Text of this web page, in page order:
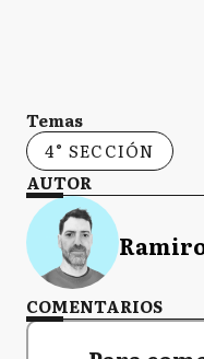
Temas
4° SECCIÓN
AUTOR
COMENTARIOS